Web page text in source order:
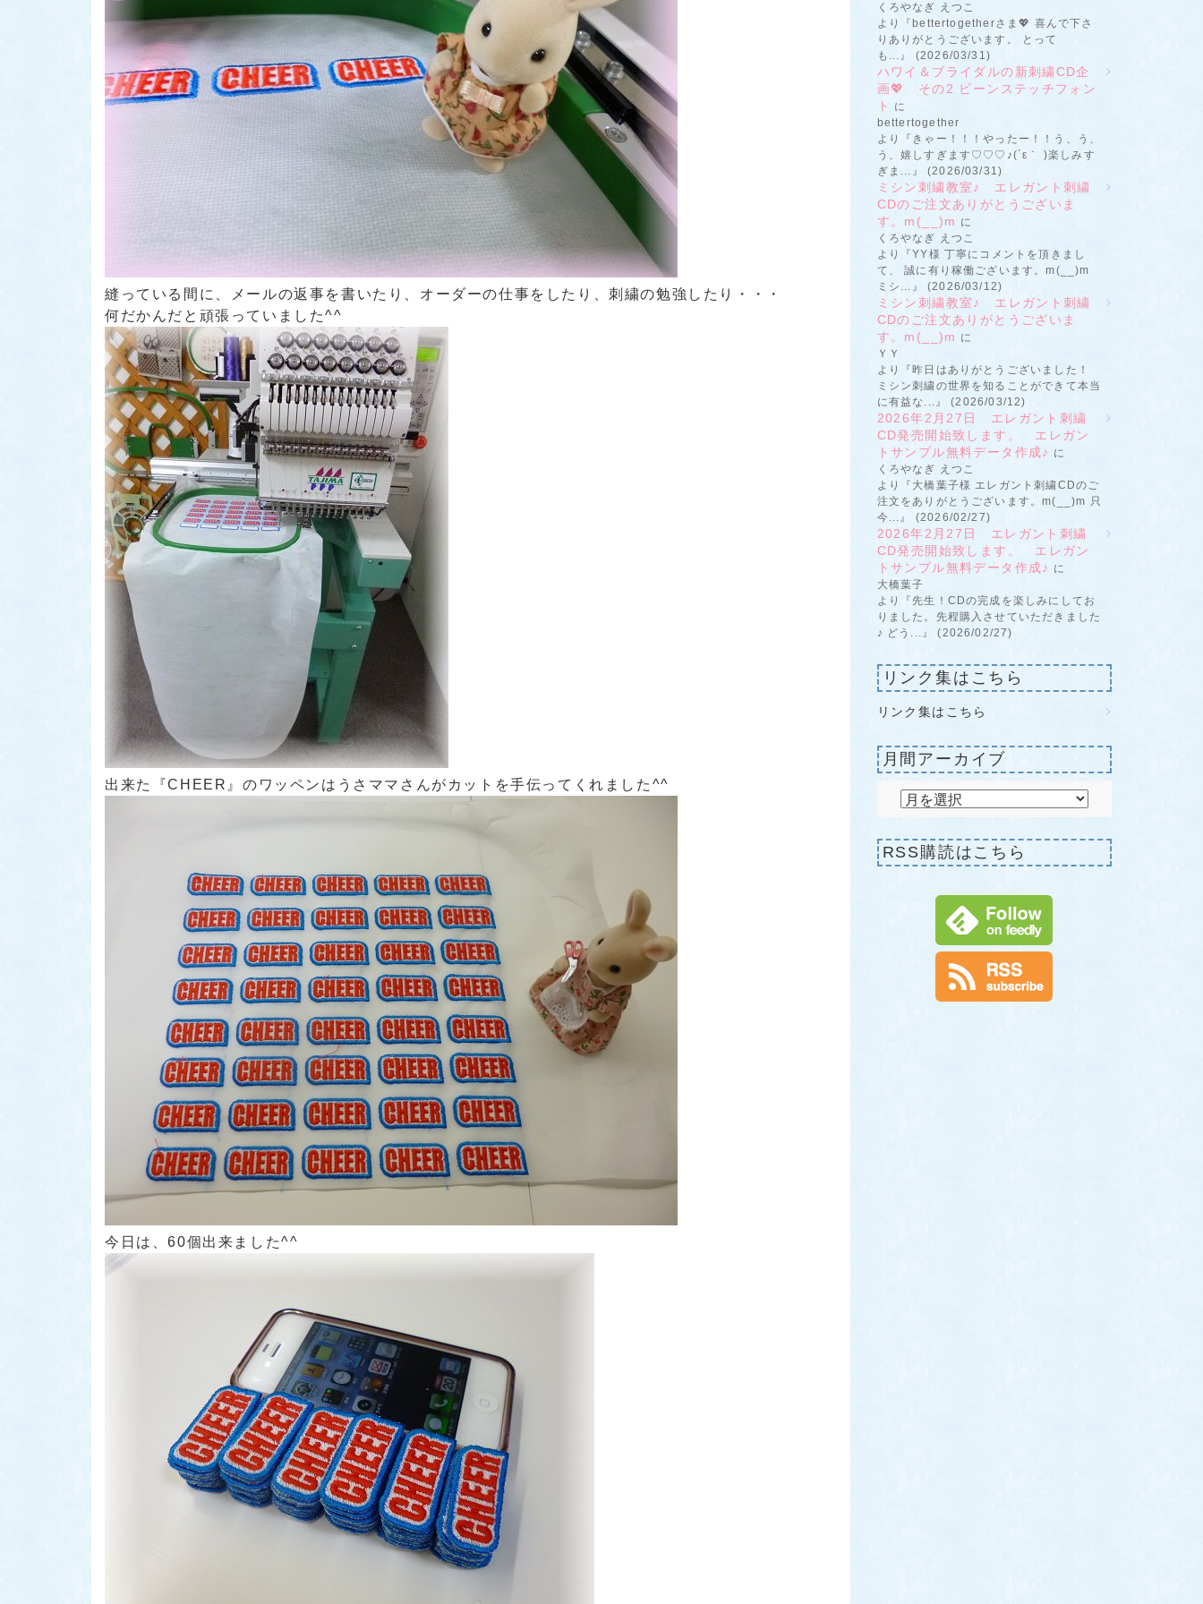
縫っている間に、メールの返事を書いたり、オーダーの仕事をしたり、刺繍の勉強したり・・・
何だかんだと頑張っていました^^
出来た 『CHEER』のワッペンはうさママさんがカットを手伝ってくれました^^
今日は、60個出来ました^^
くろやなぎ えつこ
より『bettertogetherさま💖 喜んで下さ
りありがとうございます。 とって
も...』 (2026/03/31)
ハワイ＆ブライダルの新刺繍CD企
画💖 その2 ビーンステッチフォン
ト
に
bettertogether
より『きゃー！！！やったー！！う、う、
う、嬉しすぎます♡♡♡♪(´ε｀ )楽しみす
ぎま...』 (2026/03/31)
ミシン刺繍教室♪ エレガント刺繍
CDのご注文ありがとうございま
す。m(__)m に
くろやなぎ えつこ
より『YY様 丁寧にコメントを頂きまし
て、 誠に有り稼働ございます。m(__)m
ミシ...』 (2026/03/12)
ミシン刺繍教室♪ エレガント刺繍
CDのご注文ありがとうございま
す。m(__)m に
ＹＹ
より『昨日はありがとうございました！
ミシン刺繍の世界を知ることができて本当
に有益な...』 (2026/03/12)
2026年2月27日 エレガント刺繍
CD発売開始致します。 エレガン
トサンプル無料データ作成♪ に
くろやなぎ えつこ
より『大橋葉子様 エレガント刺繍CDのご
注文をありがとうございます。m(__)m 只
今...』 (2026/02/27)
2026年2月27日 エレガント刺繍
CD発売開始致します。 エレガン
トサンプル無料データ作成♪ に
大橋葉子
より『先生！CDの完成を楽しみにしてお
りました。先程購入させていただきました
♪ どう...』 (2026/02/27)
リンク集はこちら
リンク集はこちら
月間アーカイブ
RSS購読はこちら